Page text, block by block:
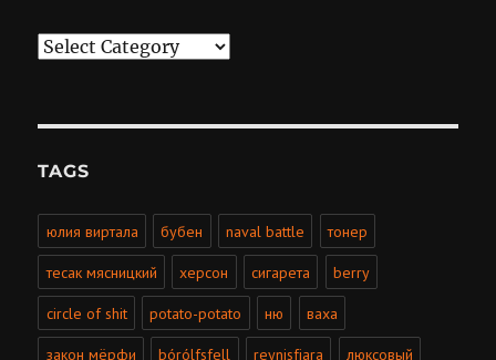
Categories
TAGS
юлия виртала бубен naval battle тонер
тесак мясницкий херсон сигарета berry
circle of shit potato-potato ню ваха
закон мёрфи þórólfsfell reynisfjara люксовый